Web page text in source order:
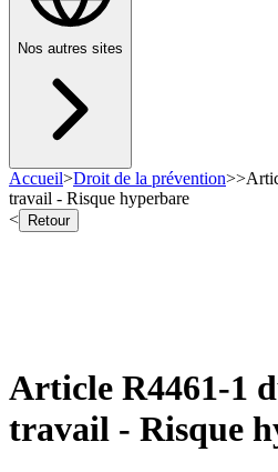
Nos autres sites
Accueil>Droit de la prévention>>
travail - Risque hyperbare
<
Retour
Article R4461-1
travail - Risque